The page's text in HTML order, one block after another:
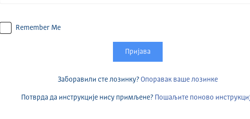
Remember Me
Пријава
Заборавили сте лозинку? Опоравак ваше лозинке
Потврда да инструкције нису примљене? Пошаљите поново